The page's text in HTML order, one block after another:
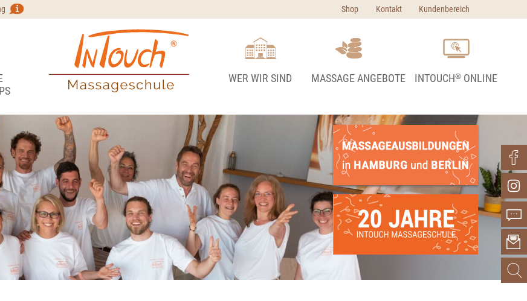
überspringen
Shop Kontakt Kundenbereich
Navigation
überspringen
WER WIR SIND MASSAGE ANGEBOTE INTOUCH® ONLINE